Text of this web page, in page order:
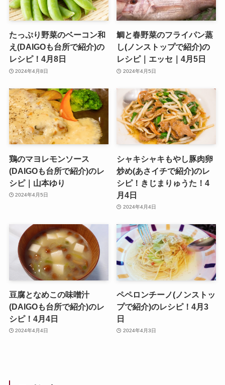
たっぷり野菜のベーコン和
え(DAIGOも台所で紹介)の
レシピ！4月8日
2024年4月8日
鯛と春野菜のフライパン蒸
し(ノンストップで紹介)の
レシピ｜エッセ｜4月5日
2024年4月5日
鶏のマヨレモンソース
(DAIGOも台所で紹介)のレ
シピ｜山本ゆり
2024年4月5日
シャキシャキもやし豚肉卵
炒め(あさイチで紹介)のレ
シピ！きじまりゅうた！4
月4日
2024年4月4日
豆腐となめこの味噌汁
(DAIGOも台所で紹介)のレ
シピ！4月4日
2024年4月4日
ペペロンチーノ(ノンストッ
プで紹介)のレシピ！4月3
日
2024年4月3日